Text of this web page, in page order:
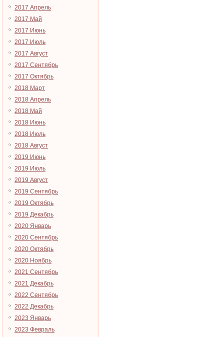
2017 Апрель
2017 Май
2017 Июнь
2017 Июль
2017 Август
2017 Сентябрь
2017 Октябрь
2018 Март
2018 Апрель
2018 Май
2018 Июнь
2018 Июль
2018 Август
2019 Июнь
2019 Июль
2019 Август
2019 Сентябрь
2019 Октябрь
2019 Декабрь
2020 Январь
2020 Сентябрь
2020 Октябрь
2020 Ноябрь
2021 Сентябрь
2021 Декабрь
2022 Сентябрь
2022 Декабрь
2023 Январь
2023 Февраль